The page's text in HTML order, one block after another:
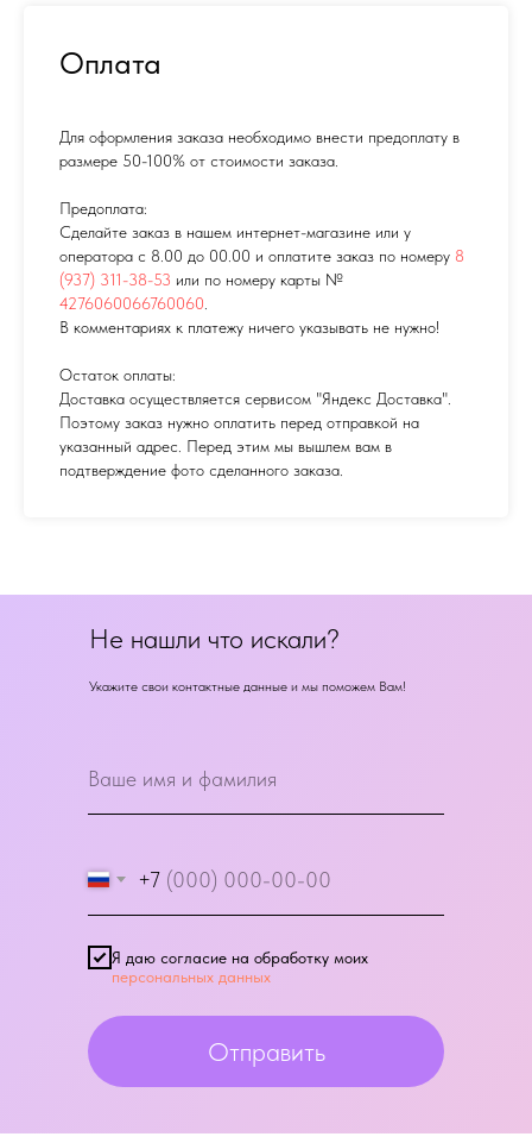
Оплата
Для оформления заказа необходимо внести предоплату в
размере 50-100% от стоимости заказа.
Предоплата:
Сделайте заказ в нашем интернет-магазине или у
оператора с 8.00 до 00.00 и оплатите заказ по номеру 8
(937) 311-38-53 или по номеру карты №
4276060066760060
В комментариях к платежу ничего указывать не нужно!
Остаток оплаты:
Доставка осуществляется сервисом "Яндекс Доставка".
Поэтому заказ нужно оплатить перед отправкой на
указанный адрес. Перед этим мы вышлем вам в
подтверждение фото сделанного заказа.
+7
Я даю согласие на обработку моих
персональных данных
Отправить
Не нашли что искали?
Укажите свои контактные данные и мы поможем Вам!